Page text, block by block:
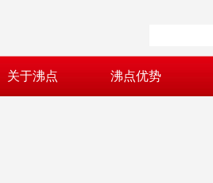
关于沸点 沸点优势